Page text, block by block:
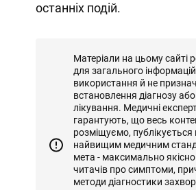
останніх подій.
Матеріали на цьому сайті
для загального
використання й не
встановлення діагнозу
лікування. Медичні
гарантують, що весь
розміщуємо, публікується
найвищим медичним
мета - максимально
читачів про симптоми,
методи діагностики